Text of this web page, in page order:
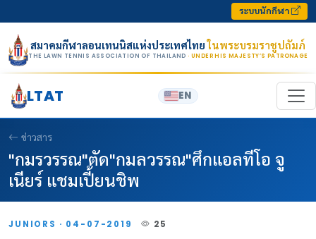
ระบบนักกีฬา
สมาคมกีฬาลอนเทนนิสแห่งประเทศไทยในพระบรมราชูปถัมภ์
THE LAWN TENNIS ASSOCIATION OF THAILAND · UNDER HIS MAJESTY’S PATRONAGE
LTAT EN
ข่าวสาร
"กมรวรรณ"ตัด"กมลวรรณ"ศึกแอลทีโอ จู
เนียร์ แชมเปี้ยนชิพ
JUNIORS · 04-07-2019 25